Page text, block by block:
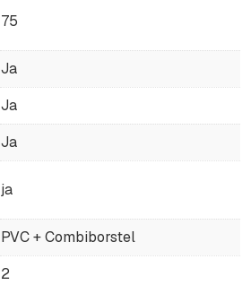
75
Ja
Ja
Ja
ja
PVC + Combiborstel
2